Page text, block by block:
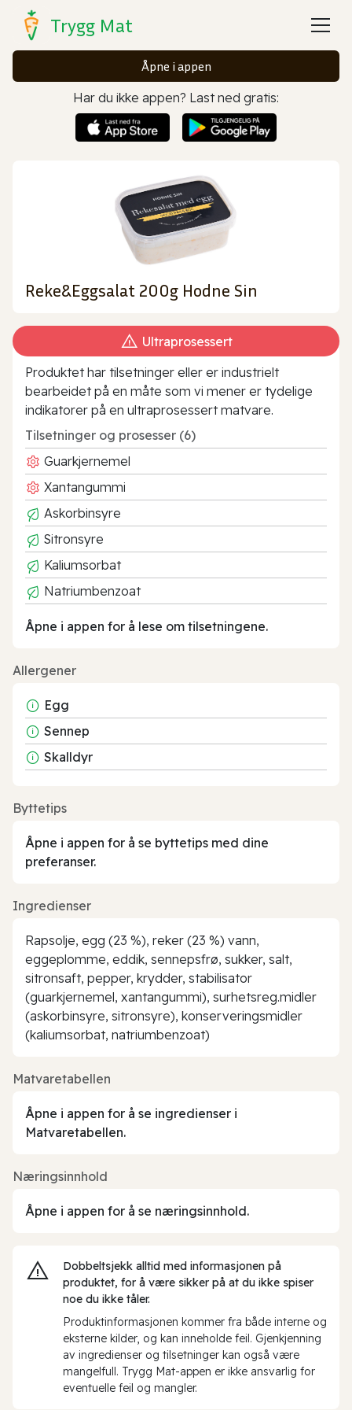
Trygg Mat
Åpne i appen
Har du ikke appen? Last ned gratis:
Reke&Eggsalat 200g Hodne Sin
Ultraprosessert
Produktet har tilsetninger eller er industrielt
bearbeidet på en måte som vi mener er tydelige
indikatorer på en ultraprosessert matvare.
Tilsetninger og prosesser (6)
Guarkjernemel
Xantangummi
Askorbinsyre
Sitronsyre
Kaliumsorbat
Natriumbenzoat
Åpne i appen for å lese om tilsetningene.
Allergener
Egg
Sennep
Skalldyr
Byttetips
Åpne i appen for å se byttetips med dine
preferanser.
Ingredienser
Rapsolje, egg (23 %), reker (23 %) vann,
eggeplomme, eddik, sennepsfrø, sukker, salt,
sitronsaft, pepper, krydder, stabilisator
(guarkjernemel, xantangummi), surhetsreg.midler
(askorbinsyre, sitronsyre), konserveringsmidler
(kaliumsorbat, natriumbenzoat)
Matvaretabellen
Åpne i appen for å se ingredienser i
Matvaretabellen.
Næringsinnhold
Åpne i appen for å se næringsinnhold.
Dobbeltsjekk alltid med informasjonen på
produktet, for å være sikker på at du ikke spiser
noe du ikke tåler.
Produktinformasjonen kommer fra både interne og
eksterne kilder, og kan inneholde feil. Gjenkjenning
av ingredienser og tilsetninger kan også være
mangelfull. Trygg Mat-appen er ikke ansvarlig for
eventuelle feil og mangler.